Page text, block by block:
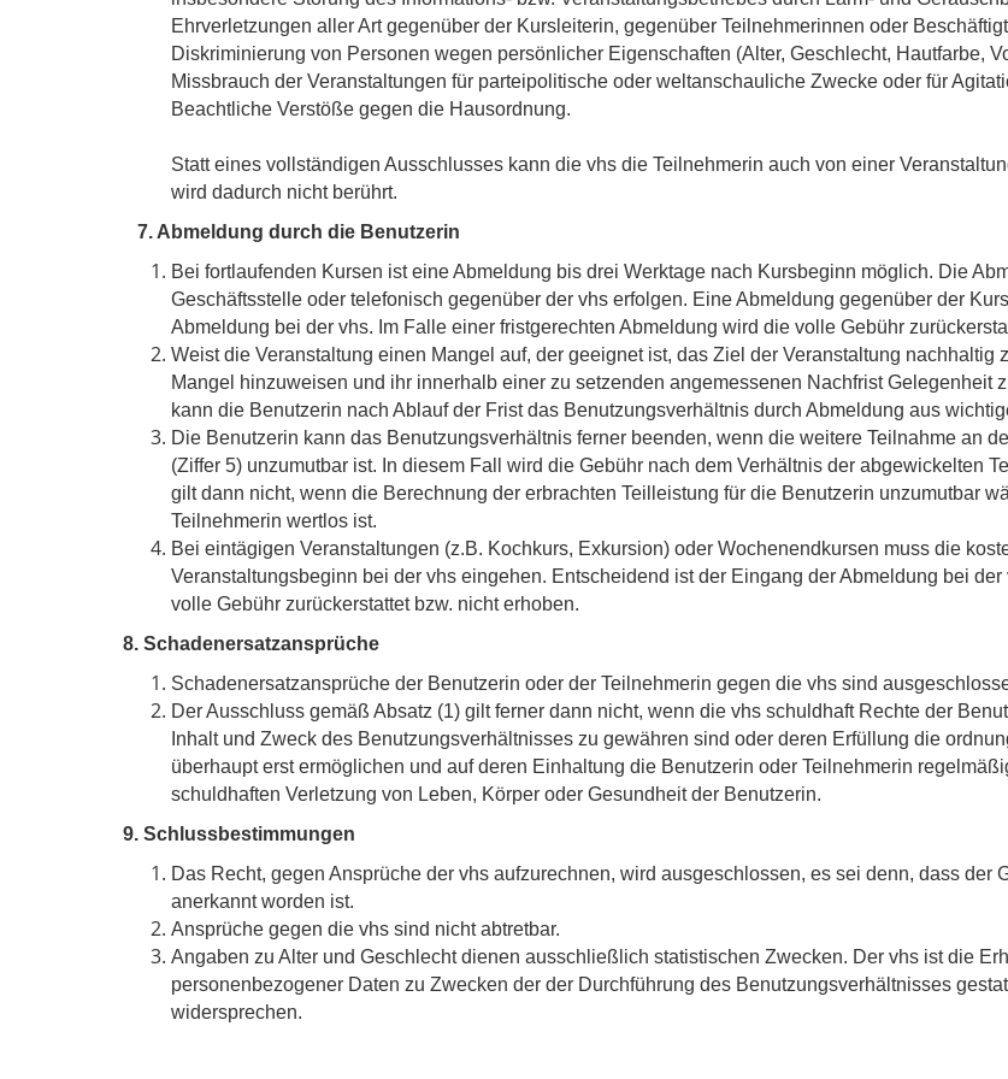
Ehrverletzungen aller Art gegenüber der Kursleiterin, gegenüber Teilnehmerinnen oder
Diskriminierung von Personen wegen persönlicher Eigenschaften (Alter, Geschlecht, Hautfarbe,
Missbrauch der Veranstaltungen für parteipolitische oder weltanschauliche Zwecke oder für
Beachtliche Verstöße gegen die Hausordnung.
Statt eines vollständigen Ausschlusses kann die vhs die Teilnehmerin auch von einer
wird dadurch nicht berührt.
7. Abmeldung durch die Benutzerin
Bei fortlaufenden Kursen ist eine Abmeldung bis drei Werktage nach Kursbeginn möglich. Die
Geschäftsstelle oder telefonisch gegenüber der vhs erfolgen. Eine Abmeldung gegenüber der
Abmeldung bei der vhs. Im Falle einer fristgerechten Abmeldung wird die volle Gebühr
Weist die Veranstaltung einen Mangel auf, der geeignet ist, das Ziel der Veranstaltung
Mangel hinzuweisen und ihr innerhalb einer zu setzenden angemessenen Nachfrist Gelegenheit
kann die Benutzerin nach Ablauf der Frist das Benutzungsverhältnis durch Abmeldung aus
Die Benutzerin kann das Benutzungsverhältnis ferner beenden, wenn die weitere Teilnahme an
(Ziffer 5) unzumutbar ist. In diesem Fall wird die Gebühr nach dem Verhältnis der abgewickelten
gilt dann nicht, wenn die Berechnung der erbrachten Teilleistung für die Benutzerin unzumutbar
Teilnehmerin wertlos ist.
Bei eintägigen Veranstaltungen (z.B. Kochkurs, Exkursion) oder Wochenendkursen muss die
Veranstaltungsbeginn bei der vhs eingehen. Entscheidend ist der Eingang der Abmeldung bei
volle Gebühr zurückerstattet bzw. nicht erhoben.
8. Schadenersatzansprüche
Schadenersatzansprüche der Benutzerin oder der Teilnehmerin gegen die vhs sind
Der Ausschluss gemäß Absatz (1) gilt ferner dann nicht, wenn die vhs schuldhaft Rechte der
Inhalt und Zweck des Benutzungsverhältnisses zu gewähren sind oder deren Erfüllung die
überhaupt erst ermöglichen und auf deren Einhaltung die Benutzerin oder Teilnehmerin
schuldhaften Verletzung von Leben, Körper oder Gesundheit der Benutzerin.
9. Schlussbestimmungen
Das Recht, gegen Ansprüche der vhs aufzurechnen, wird ausgeschlossen, es sei denn, dass der
anerkannt worden ist.
Ansprüche gegen die vhs sind nicht abtretbar.
Angaben zu Alter und Geschlecht dienen ausschließlich statistischen Zwecken. Der vhs ist die
personenbezogener Daten zu Zwecken der der Durchführung des Benutzungsverhältnisses
widersprechen.